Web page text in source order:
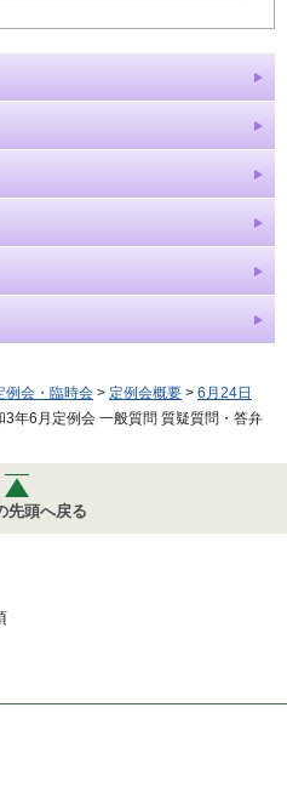
例会・臨時会 > 定例会概要 > 6月24日
3年6月定例会 一般質問 質疑質問・答弁
先頭へ戻る